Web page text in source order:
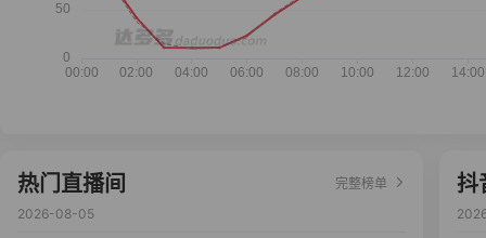
热门直播间
完整榜单
2026-08-05
抖